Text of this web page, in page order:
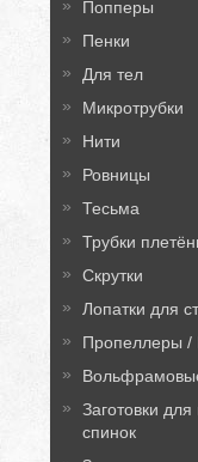
Попперы
Пенки
Для тел
Микротрубки
Нити
Ровницы
Тесьма
Трубки
Скрутки
Лопатки для
Пропеллеры /
Заготовки
спинок